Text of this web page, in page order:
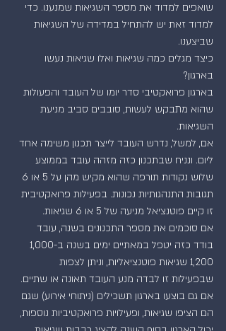
שואפים למדוד את מספר השגיאות שמנענו. כדי
למדוד זאת יש להתחיל במדידה של השגיאות
שביצענו.
כיצד מגלים כמה שגיאות ואלו שגיאות נעשו
בארגון?
בארגון פרואקטיבי סדר יומו של העובד והפעולות
שהוא מתבקש לעשות, סובבים סביב מניעת
השגיאות.
אם, למשל, נדרש העובד לייצר תכנון משימה אחד
ליום. ונניח שבתכנון כזה מזהה עובד בממוצע
תגובות התנהגותיות נכונות. בפעילות פרואקטיבית
זו קיים פוטנציאל מניעה של 5 או 6 שגיאות.
אם סוכמים את מספר התכנונים בשנה, עובד
בודד כזה יטפל במאתיים ימים בשנה ב1,000-
1,200 שגיאות פוטנציאליות, וניתן לצפות
שבפעילות זו לבדה מנע העובד תאונה או שתיים.
אם גם בוצעו בארגון תשכילים (ניתוחי אירוע) שגם
הם הציפו שגיאות, ופעילויות פרואקטיביות נוספות,